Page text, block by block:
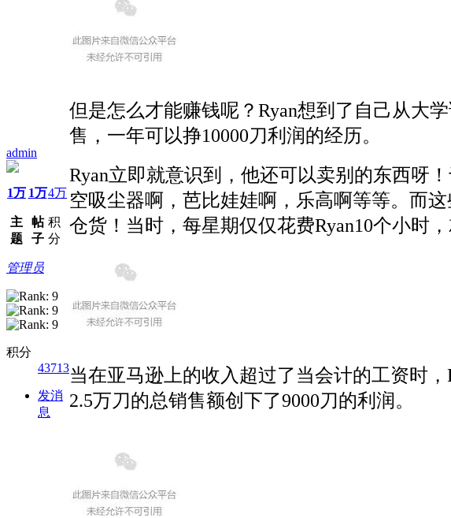
admin
1万
主
题
1万
帖
子
4万
积
分
管理员
积分
43713
发消
息
但是怎么才能赚钱呢？Ryan想到了自己从大
售，一年可以挣10000刀利润的经历。
Ryan立即就意识到，他还可以卖别的东西呀
空吸尘器啊，芭比娃娃啊，乐高啊等等。而
仓货！当时，每星期仅仅花费Ryan10个小时，
当在亚马逊上的收入超过了当会计的工资时
2.5万刀的总销售额创下了9000刀的利润。